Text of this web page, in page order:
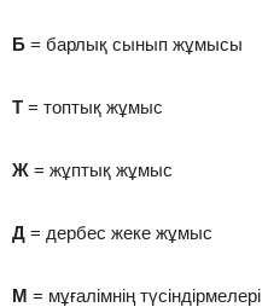
Б = барлық сынып жұмысы
Т = топтық жұмыс
Ж = жұптық жұмыс
Д = дербес жеке жұмыс
М = мұғалімнің түсіндірмелері